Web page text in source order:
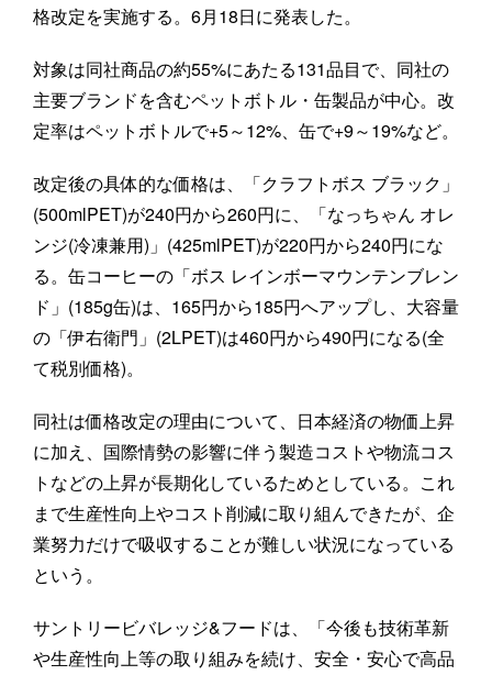
格改定を実施する。6月18日に発表した。
対象は同社商品の約55%にあたる131品目で、同社の
主要ブランドを含むペットボトル・缶製品が中心。改
定率はペットボトルで+5～12%、缶で+9～19%など。
改定後の具体的な価格は、「クラフトボス ブラック」
(500mlPET)が240円から260円に、「なっちゃん オレ
ンジ(冷凍兼用)」(425mlPET)が220円から240円にな
る。缶コーヒーの「ボス レインボーマウンテンブレン
ド」(185g缶)は、165円から185円へアップし、大容量
の「伊右衛門」(2LPET)は460円から490円になる(全
て税別価格)。
同社は価格改定の理由について、日本経済の物価上昇
に加え、国際情勢の影響に伴う製造コストや物流コス
トなどの上昇が長期化しているためとしている。これ
まで生産性向上やコスト削減に取り組んできたが、企
業努力だけで吸収することが難しい状況になっている
という。
サントリービバレッジ&フードは、「今後も技術革新
や生産性向上等の取り組みを続け、安全・安心で高品